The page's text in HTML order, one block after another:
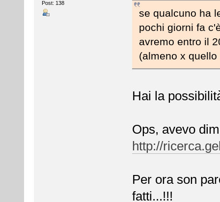
Post: 138
se qualcuno ha
pochi giorni fa
avremo entro il
(almeno x
Hai la
Ops, avevo
http://
Per ora son
fatti...!!!